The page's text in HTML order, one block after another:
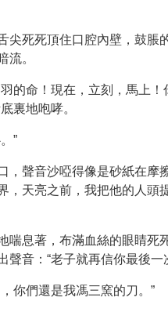
尖死死頂住口腔內壁，鼓脹
流。
的命！現在，立刻，馬上！
裏地咆哮。
”
，聲音沙啞得像是砂紙在摩
，天亮之前，我把他的人頭
喘息著，布滿血絲的眼睛死
聲音：“老子就再信你最後一
你們還是我馮三窯的刀。”